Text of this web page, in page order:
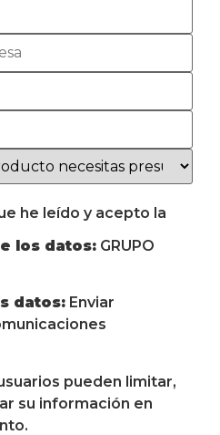
he leído y acepto la
los datos: GRUPO
datos: Enviar
pueden limitar,
su información en